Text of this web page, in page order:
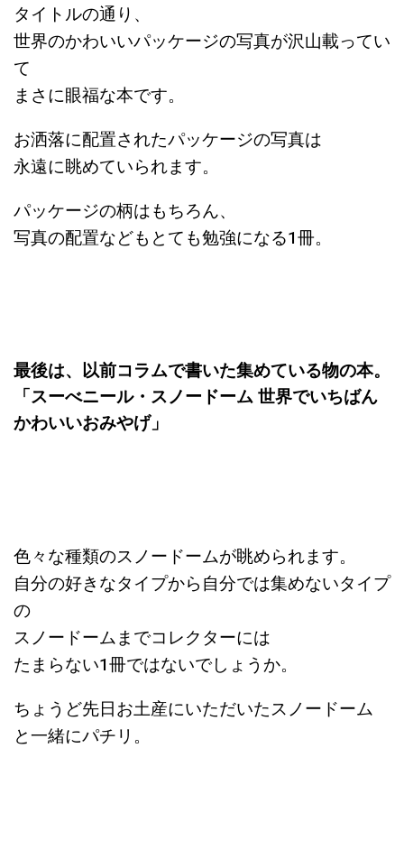
タイトルの通り、
世界のかわいいパッケージの写真が沢山載ってい
て
まさに眼福な本です。
お洒落に配置されたパッケージの写真は
永遠に眺めていられます。
パッケージの柄はもちろん、
写真の配置などもとても勉強になる1冊。
最後は、以前コラムで書いた集めている物の本。
「スーべニール・スノードーム 世界でいちばん
かわいいおみやげ」
色々な種類のスノードームが眺められます。
自分の好きなタイプから自分では集めないタイプ
の
スノードームまでコレクターには
たまらない1冊ではないでしょうか。
ちょうど先日お土産にいただいたスノードーム
と一緒にパチリ。